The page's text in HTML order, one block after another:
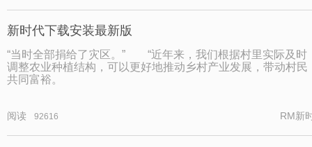
新时代下载安装最新版
“当时全部捐给了灾区。” “近年来，我们根据村里实际及时
调整农业种植结构，可以更好地推动乡村产业发展，带动村民
共同富裕。
阅读 92616 RM新